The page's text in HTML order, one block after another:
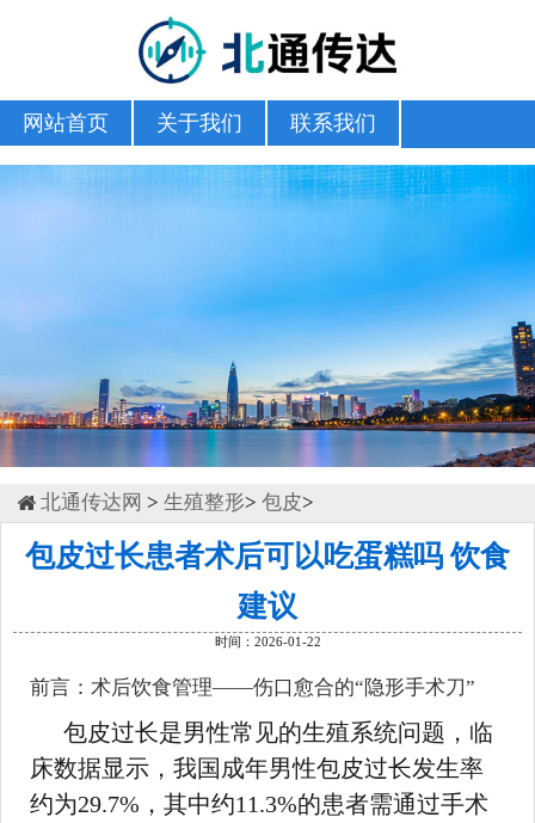
网站首页 关于我们 联系我们
北通传达网 > 生殖整形> 包皮>
包皮过长患者术后可以吃蛋糕吗 饮食
建议
时间：2026-01-22
前言：术后饮食管理——伤口愈合的“隐形手术刀”
包皮过长是男性常见的生殖系统问题，临
床数据显示，我国成年男性包皮过长发生率
约为29.7%，其中约11.3%的患者需通过手术